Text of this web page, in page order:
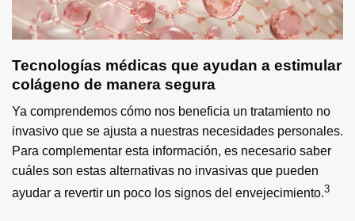
Tecnologías médicas que ayudan a estimular
colágeno de manera segura
Ya comprendemos cómo nos beneficia un tratamiento no
invasivo que se ajusta a nuestras necesidades personales.
Para complementar esta información, es necesario saber
cuáles son estas alternativas no invasivas que pueden
ayudar a revertir un poco los signos del envejecimiento.3